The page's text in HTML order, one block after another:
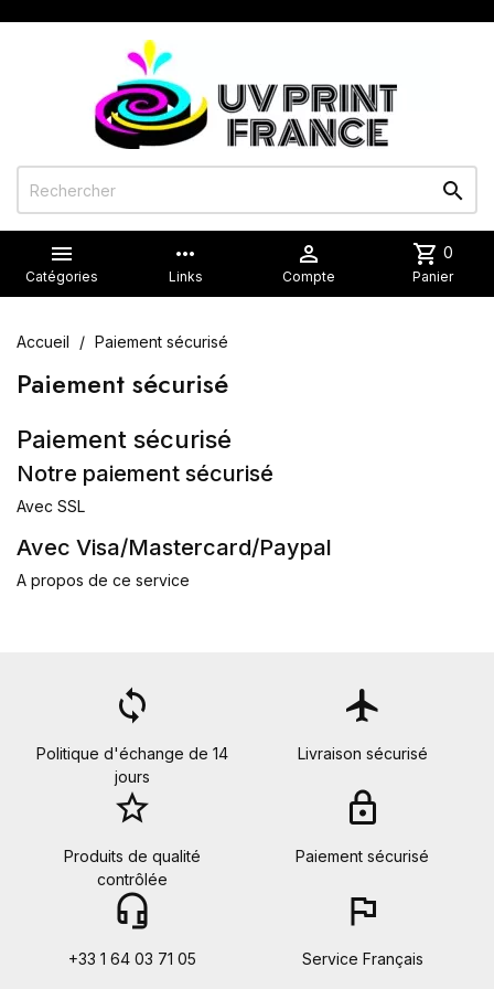


Catégories
more_horiz
Links

Compte
shopping_cart 0
Panier
Accueil Paiement sécurisé
Paiement sécurisé
Paiement sécurisé
Notre paiement sécurisé
Avec SSL
Avec Visa/Mastercard/Paypal
A propos de ce service
loop
Politique d'échange de 14
jours
flight
Livraison sécurisé
star_border
Produits de qualité
contrôlée
lock
Paiement sécurisé
headset_mic
+33 1 64 03 71 05
flag
Service Français